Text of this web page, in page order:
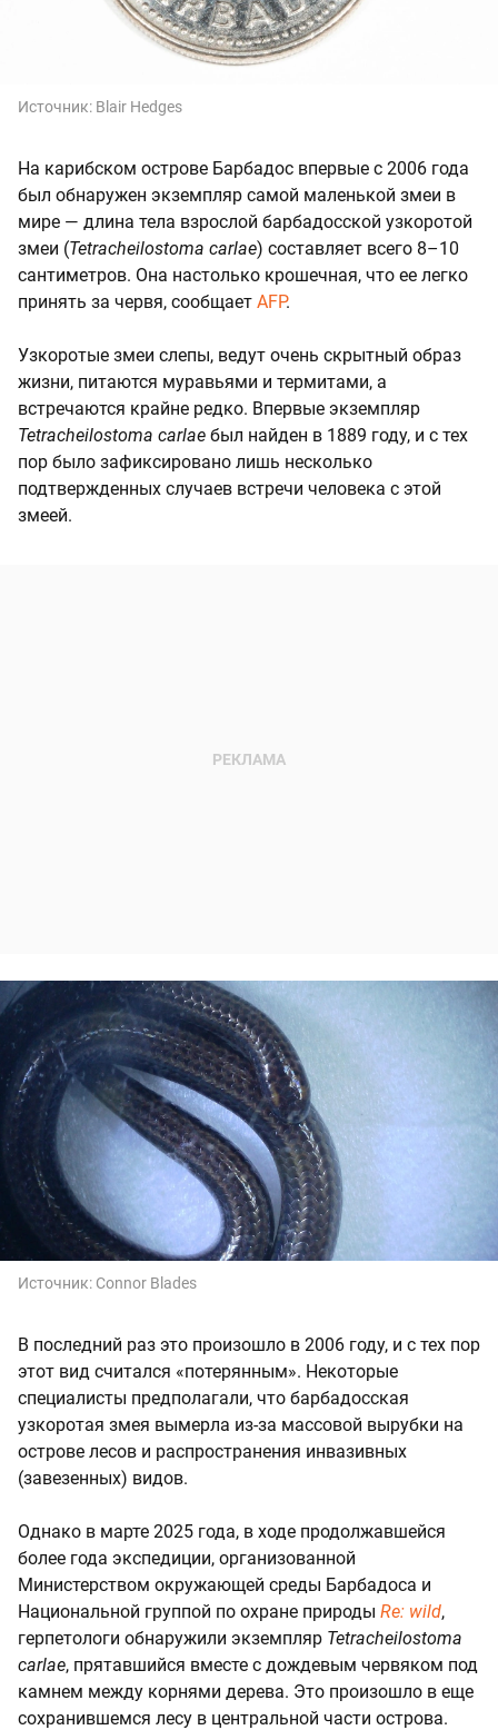
Источник: Blair Hedges
На карибском острове Барбадос впервые с 2006 года
был обнаружен экземпляр самой маленькой змеи в
мире — длина тела взрослой барбадосской узкоротой
змеи (Tetracheilostoma carlae) составляет всего 8–10
сантиметров. Она настолько крошечная, что ее легко
принять за червя, сообщает AFP.
Узкоротые змеи слепы, ведут очень скрытный образ
жизни, питаются муравьями и термитами, а
встречаются крайне редко. Впервые экземпляр
Tetracheilostoma carlae был найден в 1889 году, и с тех
пор было зафиксировано лишь несколько
подтвержденных случаев встречи человека с этой
змеей.
Источник: Connor Blades
В последний раз это произошло в 2006 году, и с тех пор
этот вид считался «потерянным». Некоторые
специалисты предполагали, что барбадосская
узкоротая змея вымерла из-за массовой вырубки на
острове лесов и распространения инвазивных
(завезенных) видов.
Однако в марте 2025 года, в ходе продолжавшейся
более года экспедиции, организованной
Министерством окружающей среды Барбадоса и
Национальной группой по охране природы Re: wild,
герпетологи обнаружили экземпляр Tetracheilostoma
carlae, прятавшийся вместе с дождевым червяком под
камнем между корнями дерева. Это произошло в еще
сохранившемся лесу в центральной части острова.